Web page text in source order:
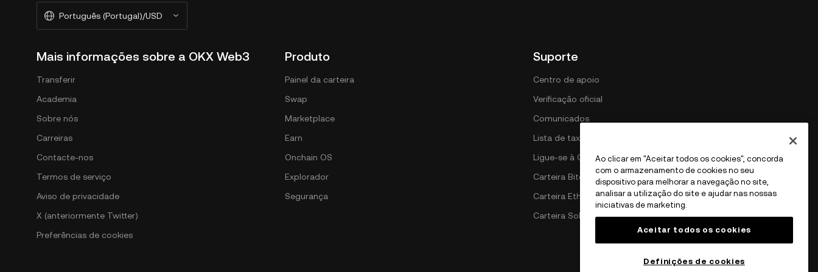
Português (Portugal)/USD
Mais informações sobre a OKX Web3
Transferir
Academia
Sobre nós
Carreiras
Contacte-nos
Termos de serviço
Aviso de privacidade
X (anteriormente Twitter)
Preferências de cookies
Produto
Painel da carteira
Swap
Marketplace
Earn
Onchain OS
Explorador
Segurança
Suporte
Centro de apoio
Verificação oficial
Comunicados
Lista de taxas da DEX
Ligue-se à OKX
Carteira Bitcoin
Carteira Ethereum
Carteira Solana
Ao clicar em "Aceitar todos os cookies", concorda
com o armazenamento de cookies no seu
dispositivo para melhorar a navegação no site,
analisar a utilização do site e ajudar nas nossas
iniciativas de marketing.
Aceitar todos os cookies
Definições de cookies